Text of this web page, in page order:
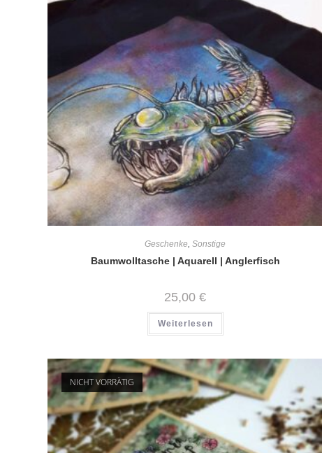
Geschenke,Sonstige
Baumwolltasche | Aquarell | Anglerfisch
25,00€
Weiterlesen
NICHT VORRÄTIG